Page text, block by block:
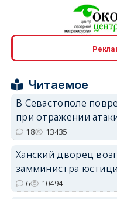
Читаемое
В Севастополе
при отражении
18 13435
Ханский дворец
замминистра
6 10494